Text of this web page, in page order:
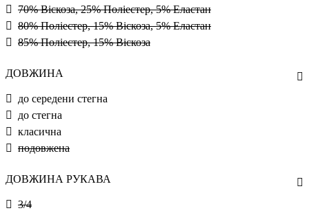
70% Віскоза, 25% Поліестер, 5% Еластан
80% Поліестер, 15% Віскоза, 5% Еластан
85% Поліестер, 15% Віскоза
ДОВЖИНА
до середени стегна
до стегна
класична
подовжена
ДОВЖИНА РУКАВА
3/4